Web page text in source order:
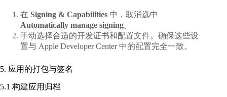
在 Signing & Capabilities 中，取消选中
Automatically manage signing。
手动选择合适的开发证书和配置文件。确保这些设
置与 Apple Developer Center 中的配置完全一致。
5. 应用的打包与签名
5.1 构建应用归档